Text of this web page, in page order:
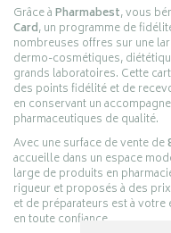
Grâce àPharmabest, vous
Card, un programme de
nombreuses offres sur une
dermo-cosmétiques,
grands laboratoires. Cette
des points fidélité et de
en conservant un
pharmaceutiques de qualité.
Avec une surface de vente de
accueille dans un espace
large de produits en
rigueur et proposés à des
et de préparateurs est à
en toute confiance.